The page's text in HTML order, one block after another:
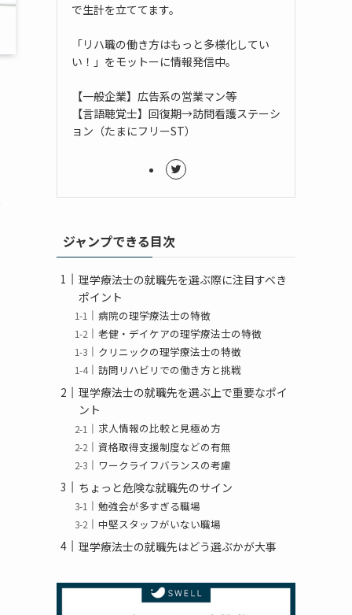
で生計を立ててます。
「リハ職の働き方はもっと多様化してい
い！」をモットーに情報発信中。
【一般企業】広告系の営業マン等
【言語聴覚士】回復期→訪問看護ステーシ
ョン（たまにフリーST）
ジャンプできる目次
理学療法士の就職先を選ぶ際に注目すべき
ポイント
病院の理学療法士の特徴
老健・デイケアの理学療法士の特徴
クリニックの理学療法士の特徴
訪問リハビリでの働き方と挑戦
理学療法士の就職先を選ぶ上で重要なポイ
ント
求人情報の比較と見極め方
資格取得支援制度などの有無
ワークライフバランスの考慮
ちょっと危険な就職先のサイン
勉強会が多すぎる職場
中堅スタッフがいない職場
理学療法士の就職先はどう選ぶかが大事